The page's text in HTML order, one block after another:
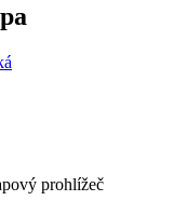
prohlížeč